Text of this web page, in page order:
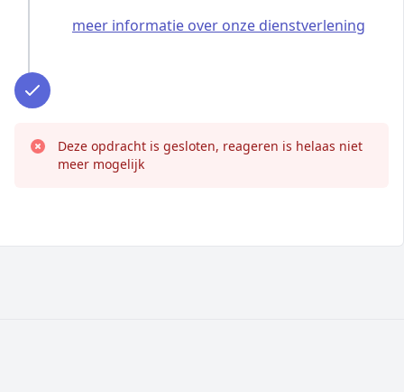
meer informatie over onze dienstverlening
Deze opdracht is gesloten, reageren is helaas niet
meer mogelijk